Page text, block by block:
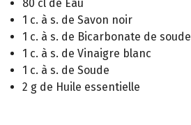
80 cl de Eau
1 c. à s. de Savon noir
1 c. à s. de Bicarbonate de soude
1 c. à s. de Vinaigre blanc
1 c. à s. de Soude
2 g de Huile essentielle